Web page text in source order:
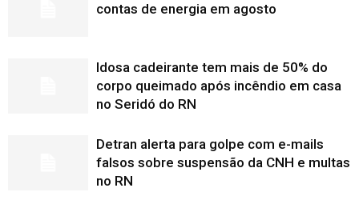
contas de energia em agosto
Idosa cadeirante tem mais de 50% do
corpo queimado após incêndio em casa
no Seridó do RN
Detran alerta para golpe com e-mails
falsos sobre suspensão da CNH e multas
no RN